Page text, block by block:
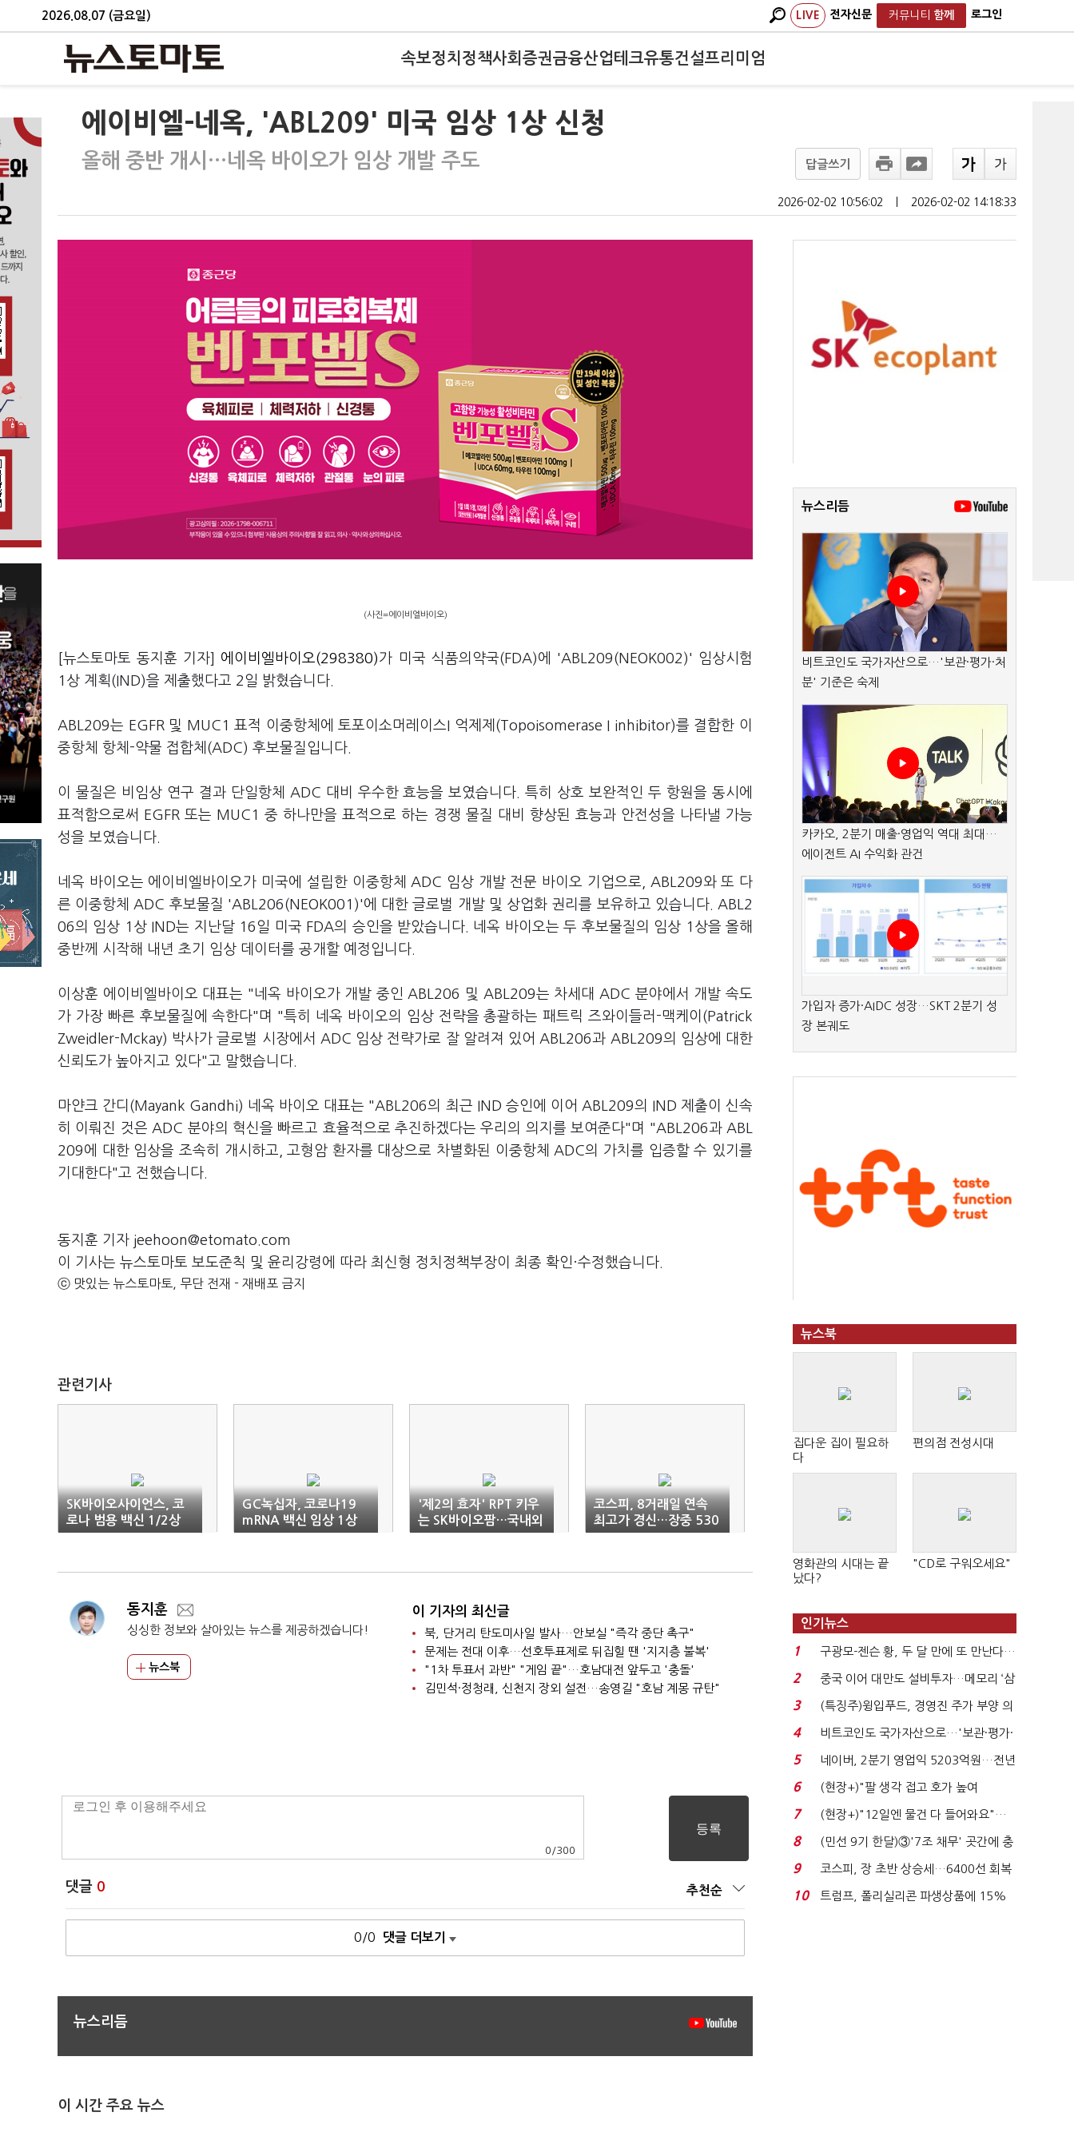
2026.08.07 (금요일) LIVE 전자신문 커뮤니티 함께 로그인
속보정치 정책사회 증권금융산업테크유통건설프리미엄
에이비엘-네옥, 'ABL209' 미국 임상 1상 신청
올해 중반 개시…네옥 바이오가 임상 개발 주도 답글쓰기
2026-02-02 10:56:02 2026-02-02 14:18:33
(사진=에이비엘바이오)
[뉴스토마토 동지훈 기자] 에이비엘바이오(298380)가 미국 식품의약국(FDA)에 'ABL209(NEOK002)' 임상시험
1상 계획(IND)을 제출했다고 2일 밝혔습니다.
ABL209는 EGFR 및 MUC1 표적 이중항체에 토포이소머레이스I 억제제(Topoisomerase I inhibitor)를 결합한 이
중항체 항체-약물 접합체(ADC) 후보물질입니다.
이 물질은 비임상 연구 결과 단일항체 ADC 대비 우수한 효능을 보였습니다. 특히 상호 보완적인 두 항원을 동시에
표적함으로써 EGFR 또는 MUC1 중 하나만을 표적으로 하는 경쟁 물질 대비 향상된 효능과 안전성을 나타낼 가능
성을 보였습니다.
네옥 바이오는 에이비엘바이오가 미국에 설립한 이중항체 ADC 임상 개발 전문 바이오 기업으로, ABL209와 또 다
른 이중항체 ADC 후보물질 'ABL206(NEOK001)'에 대한 글로벌 개발 및 상업화 권리를 보유하고 있습니다. ABL2
06의 임상 1상 IND는 지난달 16일 미국 FDA의 승인을 받았습니다. 네옥 바이오는 두 후보물질의 임상 1상을 올해
중반께 시작해 내년 초기 임상 데이터를 공개할 예정입니다.
이상훈 에이비엘바이오 대표는 "네옥 바이오가 개발 중인 ABL206 및 ABL209는 차세대 ADC 분야에서 개발 속도
가 가장 빠른 후보물질에 속한다"며 "특히 네옥 바이오의 임상 전략을 총괄하는 패트릭 즈와이들러-맥케이(Patrick
Zweidler-Mckay) 박사가 글로벌 시장에서 ADC 임상 전략가로 잘 알려져 있어 ABL206과 ABL209의 임상에 대한
신뢰도가 높아지고 있다"고 말했습니다.
마얀크 간디(Mayank Gandhi) 네옥 바이오 대표는 "ABL206의 최근 IND 승인에 이어 ABL209의 IND 제출이 신속
히 이뤄진 것은 ADC 분야의 혁신을 빠르고 효율적으로 추진하겠다는 우리의 의지를 보여준다"며 "ABL206과 ABL
209에 대한 임상을 조속히 개시하고, 고형암 환자를 대상으로 차별화된 이중항체 ADC의 가치를 입증할 수 있기를
기대한다"고 전했습니다.
동지훈 기자 jeehoon@etomato.com
이 기사는 뉴스토마토 보도준칙 및 윤리강령에 따라 최신형 정치정책부장이 최종 확인·수정했습니다.
ⓒ 맛있는 뉴스토마토, 무단 전재 - 재배포 금지
관련기사
SK바이오사이언스, 코
로나 범용 백신 1/2상
착수
GC녹십자, 코로나19
mRNA 백신 임상 1상
첫 투여
'제2의 효자' RPT 키우
는 SK바이오팜…국내외
임상 개시
코스피, 8거래일 연속
최고가 경신…장중 530
0선 돌파
동지훈
싱싱한 정보와 살아있는 뉴스를 제공하겠습니다!
뉴스북
이 기자의 최신글
북, 단거리 탄도미사일 발사…안보실 "즉각 중단 촉구"
문제는 전대 이후…선호투표제로 뒤집힐 땐 '지지층 불복'
"1차 투표서 과반" "게임 끝"…호남대전 앞두고 '충돌'
김민석·정청래, 신천지 장외 설전…송영길 "호남 계몽 규탄"
0 /300
댓글 0 추천순
0/0 댓글 더보기
뉴스리듬
이 시간 주요 뉴스
뉴스리듬
비트코인도 국가자산으로…'보관·평가·처
분' 기준은 숙제
카카오, 2분기 매출·영업익 역대 최대…
에이전트 AI 수익화 관건
가입자 증가·AIDC 성장…SKT 2분기 성
장 본궤도
뉴스북
집다운 집이 필요하
다
편의점 전성시대
영화관의 시대는 끝
났다?
"CD로 구워오세요"
인기뉴스
1
구광모-젠슨 황, 두 달 만에 또 만난다…
로봇·AI 등 논...
2
중국 이어 대만도 설비투자…메모리 ‘삼
국전쟁’
3
(특징주)윙입푸드, 경영진 주가 부양 의
지에 상한가...
4
비트코인도 국가자산으로…'보관·평가·
처분' 기준은 ...
5
네이버, 2분기 영업익 5203억원…전년
비 0.2% 감소...
6
(현장+)"팔 생각 접고 호가 높여
요"…'덜 똘똘한 한 채' 20...
7
(현장+)"12일엔 물건 다 들어와요"…
빈 매대 채우며 문 연 ...
8
(민선 9기 한달)③'7조 채무' 곳간에 충
격…추미애, 20년...
9
코스피, 장 초반 상승세…6400선 회복
시도
10
트럼프, 폴리실리콘 파생상품에 15%